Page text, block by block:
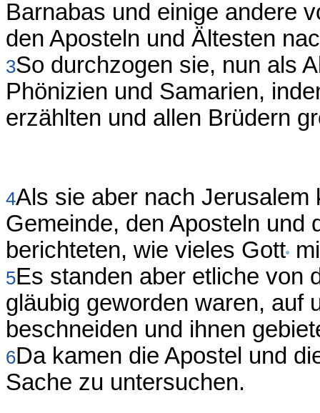
Barnabas und einige andere
den Aposteln und Ältesten
3So durchzogen sie, nun als
Phönizien und Samarien,
erzählten und allen Brüdern
4Als sie aber nach
Gemeinde, den Aposteln und
berichteten, wie vieles Gott
5Es standen aber etliche von
gläubig geworden waren, auf
beschneiden und ihnen
6Da kamen die Apostel und
Sache zu untersuchen.